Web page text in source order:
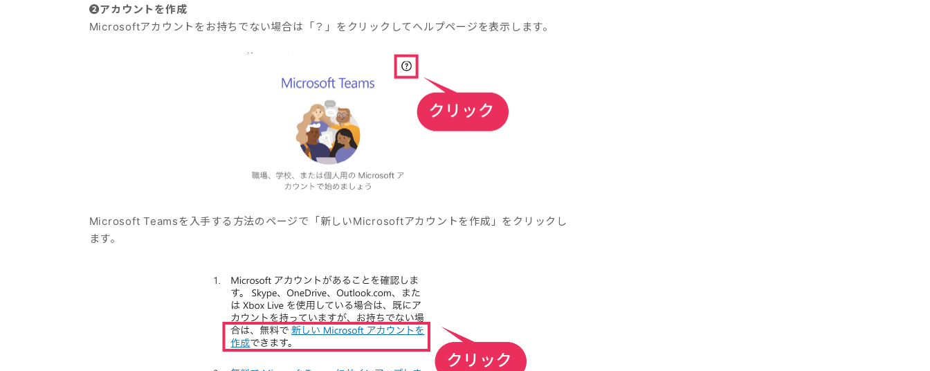
❷アカウントを作成
Microsoftアカウントをお持ちでない場合は「？」をクリックしてヘルプページを表示します。
Microsoft Teamsを入手する方法のページで「新しいMicrosoftアカウントを作成」をクリックし
ます。